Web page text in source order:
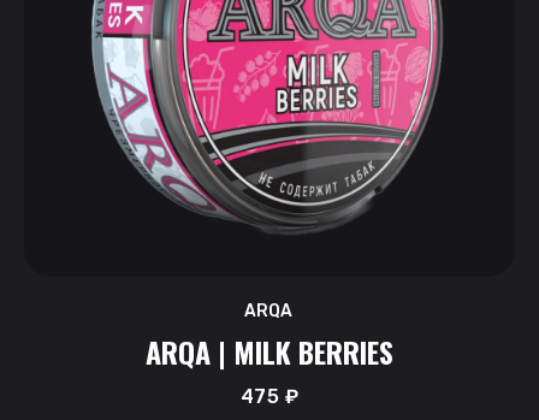
ARQA
ARQA | MILK BERRIES
475 ₽